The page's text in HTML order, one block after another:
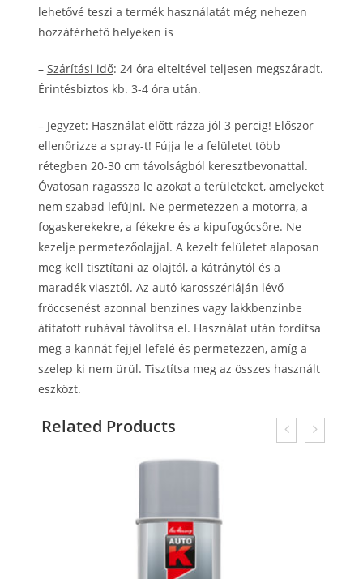
lehetővé teszi a termék használatát még nehezen
hozzáférhető helyeken is
– Szárítási idő: 24 óra elteltével teljesen megszáradt.
Érintésbiztos kb. 3-4 óra után.
– Jegyzet: Használat előtt rázza jól 3 percig! Először
ellenőrizze a spray-t! Fújja le a felületet több
rétegben 20-30 cm távolságból keresztbevonattal.
Óvatosan ragassza le azokat a területeket, amelyeket
nem szabad lefújni. Ne permetezzen a motorra, a
fogaskerekekre, a fékekre és a kipufogócsőre. Ne
kezelje permetezőolajjal. A kezelt felületet alaposan
meg kell tisztítani az olajtól, a kátránytól és a
maradék viasztól. Az autó karosszériáján lévő
fröccsenést azonnal benzines vagy lakkbenzinbe
átitatott ruhával távolítsa el. Használat után fordítsa
meg a kannát fejjel lefelé és permetezzen, amíg a
szelep ki nem ürül. Tisztítsa meg az összes használt
eszközt.
Related Products